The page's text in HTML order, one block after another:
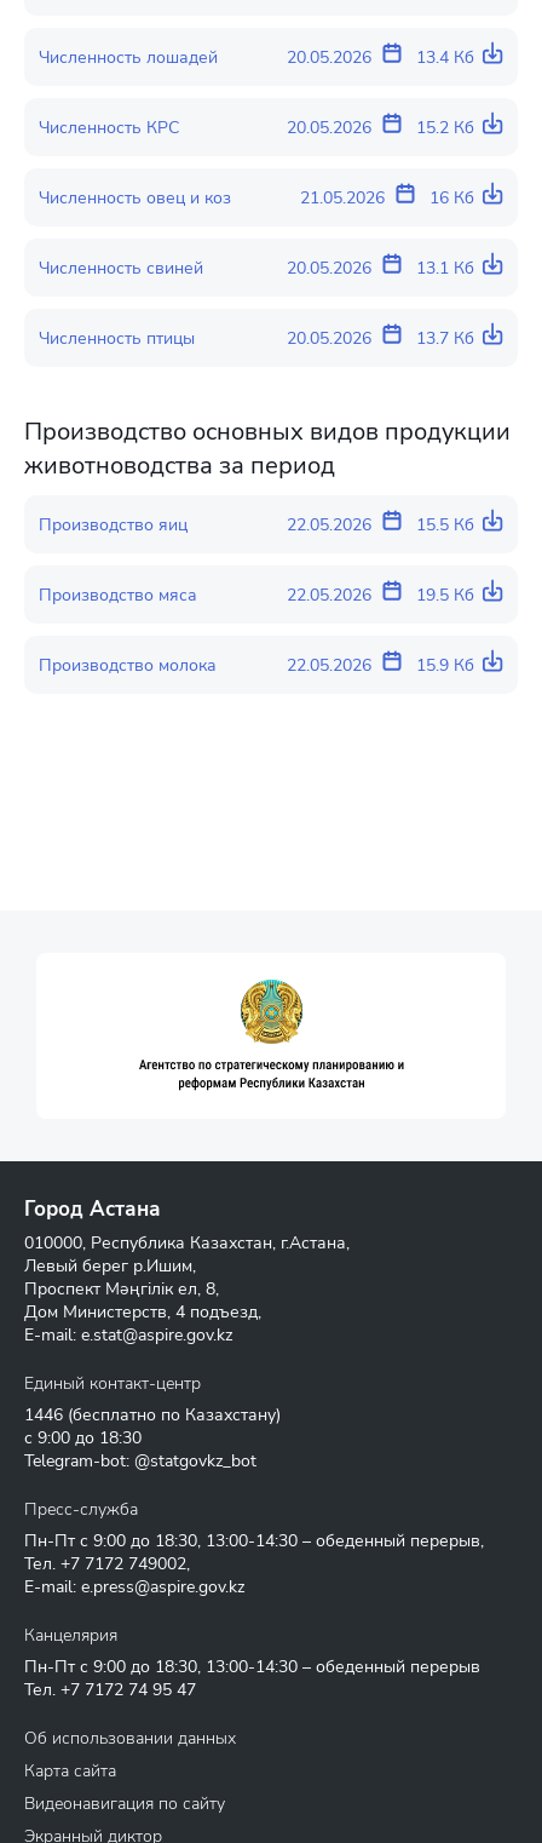
Численность лошадей 20.05.2026 13.4 Кб
Численность КРС 20.05.2026 15.2 Кб
Численность овец и коз 21.05.2026 16 Кб
Численность свиней 20.05.2026 13.1 Кб
Численность птицы 20.05.2026 13.7 Кб
Производство основных видов продукции
животноводства за период
Производство яиц 22.05.2026 15.5 Кб
Производство мяса 22.05.2026 19.5 Кб
Производство молока 22.05.2026 15.9 Кб
Город Астана
010000, Республика Казахстан, г.Астана,
Левый берег р.Ишим,
Проспект Мәңгілік ел, 8,
Дом Министерств, 4 подъезд,
E-mail: e.stat@aspire.gov.kz
Единый контакт-центр
1446 (бесплатно по Казахстану)
с 9:00 до 18:30
Telegram-bot: @statgovkz_bot
Пресс-служба
Пн-Пт с 9:00 до 18:30, 13:00-14:30 – обеденный перерыв,
Тел. +7 7172 749002,
E-mail: e.press@aspire.gov.kz
Канцелярия
Пн-Пт с 9:00 до 18:30, 13:00-14:30 – обеденный перерыв
Тел. +7 7172 74 95 47
Об использовании данных
Карта сайта
Видеонавигация по сайту
Экранный диктор